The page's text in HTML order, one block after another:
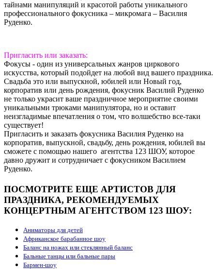
тайнами манипуляций и красотой работы уникального
профессионального фокусника – микромага – Василия
Руденко.
Пригласить или заказать:
Фокусы - один из универсальных жанров циркового
искусства, который подойдет на любой вид вашего праздника.
Свадьба это или выпускной, юбилей или Новый год,
корпоратив или день рождения, фокусник Василий Руденко
не только украсит ваше праздничное мероприятие своими
уникальными трюками манипулятора, но и оставит
неизгладимые впечатления о том, что волшебство все-таки
существует!
Пригласить и заказать фокусника Василия Руденко на
корпоратив, выпускной, свадьбу, день рождения, юбилей вы
сможете с помощью нашего агентства 123 ШОУ, которое
давно дружит и сотрудничает с фокусником Василием
Руденко.
ПОСМОТРИТЕ ЕЩЕ АРТИСТОВ ДЛЯ
ПРАЗДНИКА, РЕКОМЕНДУЕМЫХ
КОНЦЕРТНЫМ АГЕНТСТВОМ 123 ШОУ:
Аниматоры для детей
Африканское барабанное шоу
Баланс на ножах или стеклянный баланс
Бальные танцы или бальные пары
Бармен-шоу